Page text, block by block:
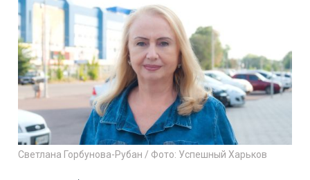
Светлана Горбунова-Рубан / Фото: Успешный Харьков